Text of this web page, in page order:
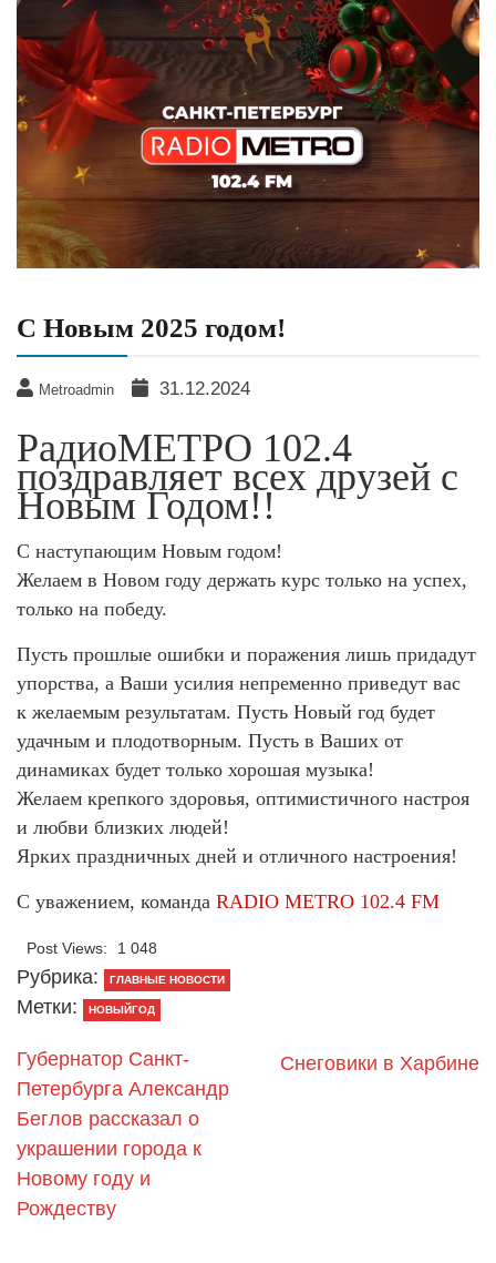
С Новым 2025 годом!
Metroadmin 31.12.2024
РадиоМЕТРО 102.4
поздравляет всех друзей с
Новым Годом!!
С наступающим Новым годом!
Желаем в Новом году держать курс только на успех,
только на победу.
Пусть прошлые ошибки и поражения лишь придадут
упорства, а Ваши усилия непременно приведут вас
к желаемым результатам. Пусть Новый год будет
удачным и плодотворным. Пусть в Ваших от
динамиках будет только хорошая музыка!
Желаем крепкого здоровья, оптимистичного настроя
и любви близких людей!
Ярких праздничных дней и отличного настроения!
С уважением, команда RADIO METRO 102.4 FM
Post Views: 1 048
Рубрика: ГЛАВНЫЕ НОВОСТИ
Метки: НОВЫЙГОД
Губернатор Санкт-
Петербурга Александр
Беглов рассказал о
украшении города к
Новому году и
Рождеству
Снеговики в Харбине